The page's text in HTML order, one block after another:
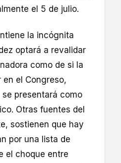
el 5 de julio.
la incógnita
optará a revalidar
como de si la
en el Congreso,
presentará como
Otras fuentes del
sostienen que hay
por una lista de
el choque entre